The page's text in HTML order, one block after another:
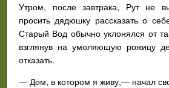
Утром, после завтрака, Рут не
просить дядюшку рассказать о
Старый Вод обычно уклонялся от
взглянув на умоляющую рожицу
отказать.
— Дом, в котором я живу,— начал